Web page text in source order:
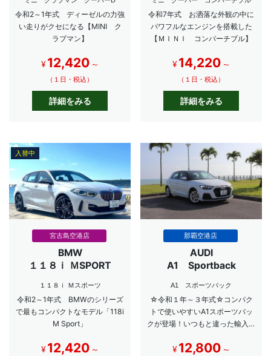
令和2～1年式 ディーゼルの力強
い走りがクセになる【MINI ク
ラブマン】
¥ 12,420 ～
（１日・税込）
詳細をみる
令和7年式 お洒落な外観の中に
パワフルなエンジンを搭載した
【ＭＩＮＩ コンバーチブル】
¥ 14,220 ～
（１日・税込）
詳細をみる
入替中
宮古島空港店
BMW
１１８ｉ ＭSPORT
１１８ｉ Ｍスポーツ
令和2～1年式 BMWのシリーズ
で最もコンパクトなモデル「118i
M Sport」
¥ 12,420 ～
那覇空港店
AUDI
A1 Sportback
A1 スポーツバック
☆令和１年～３年式☆コンパク
トで使いやすいA1スポーツバッ
クが登場！いつもと違った輸入車
行を演出します☆
¥ 12,800 ～